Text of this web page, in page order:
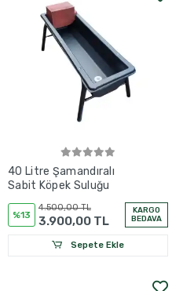
40 Litre Şamandıralı
Sabit Köpek Suluğu
%13
4.500,00 TL
3.900,00 TL
KARGO
BEDAVA
Sepete Ekle